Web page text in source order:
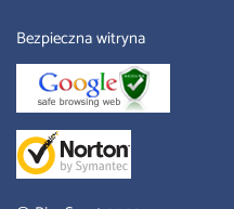
Bezpieczna witryna